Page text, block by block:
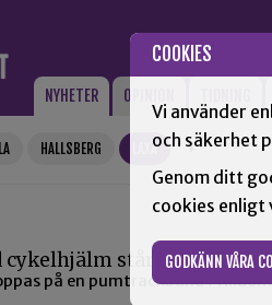
COOKIES
Vi använder
och säkerhet
Genom ditt
cookies enligt
GODKÄNN VÅRA
NYHETER OPINION
HALLSBERG LAXÅ +
på en pumtrackbana i